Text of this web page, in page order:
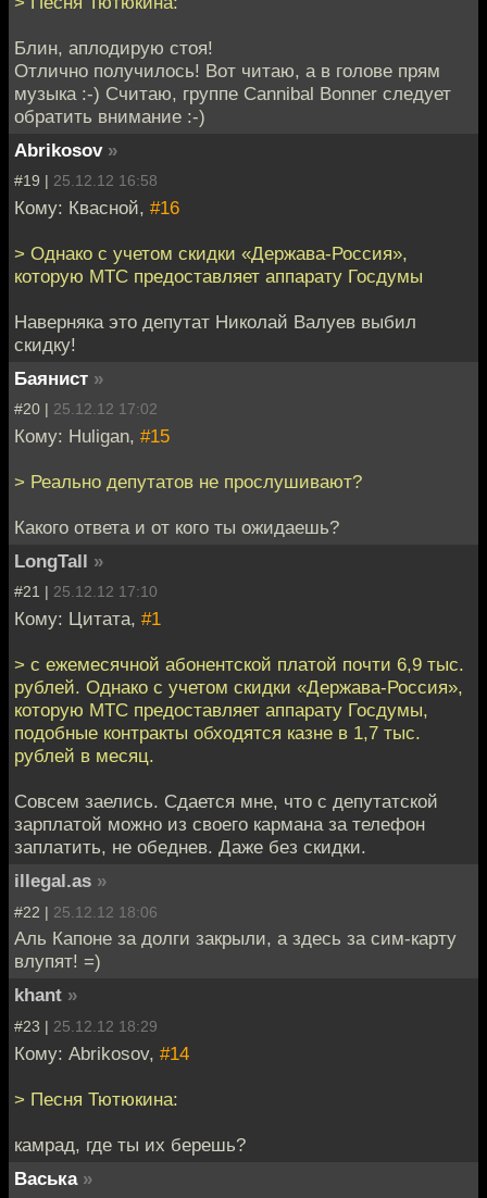
Блин, аплодирую стоя!
Отлично получилось! Вот читаю, а в голове прям
музыка :-) Считаю, группе Cannibal Bonner следует
обратить внимание :-)
Abrikosov »
#19 | 25.12.12 16:58
Кому: Квасной, #16
> Однако с учетом скидки «Дeржава-Россия»,
которую МТС предоставляет аппарaту Госдумы
Наверняка это депутат Николай Валуев выбил
скидку!
Баянист »
#20 | 25.12.12 17:02
Кому: Huligan, #15
> Реально депутатов не прослушивают?
Какого ответа и от кого ты ожидаешь?
LongTall »
#21 | 25.12.12 17:10
Кому: Цитата, #1
> с ежемесячной aбонентской платой почти 6,9 тыс.
рублей. Однако с учетом скидки «Дeржава-Россия»,
которую МТС предоставляет аппарaту Госдумы,
подобные контракты обходятся казне в 1,7 тыс.
рублей в мeсяц.
Совсем заелись. Сдается мне, что с депутатской
зарплатой можно из своего кармана за телефон
заплатить, не обеднев. Даже без скидки.
illegal.as »
#22 | 25.12.12 18:06
Аль Капоне за долги закрыли, а здесь за сим-карту
влупят! =)
khant »
#23 | 25.12.12 18:29
Кому: Abrikosov, #14
> Песня Тютюкина:
камрад, где ты их берешь?
Васька »